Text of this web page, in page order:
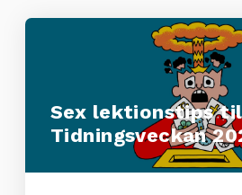
Sex lektionstips
Tidningsveckan